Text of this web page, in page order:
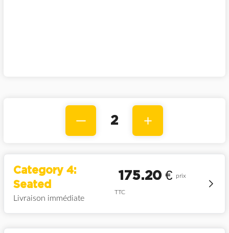
2
Category 4:
Seated
Livraison immédiate
175.20 € prix
TTC